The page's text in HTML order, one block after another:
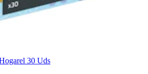
30 Uds